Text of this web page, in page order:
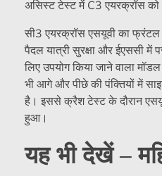
असिस्ट टेस्ट में C3 एयरक्रॉस
सी3 एयरक्रॉस एसयूवी का फ्रंटल
पैदल यात्री सुरक्षा और ईएससी में
लिए उपयोग किया जाने वाला
भी आगे और पीछे की पंक्तियों में
है। इससे क्रैश टेस्ट के दौरान
हुआ।
यह भी देखें –